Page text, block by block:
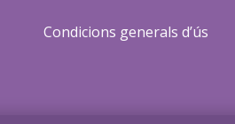
Condicions generals d’ús